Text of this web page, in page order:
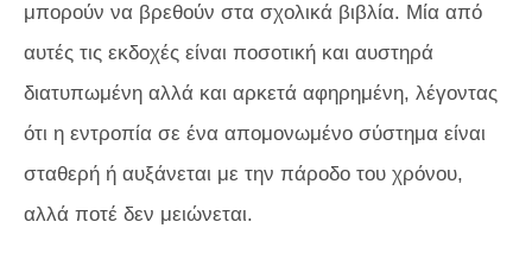
μπορούν να βρεθούν στα σχολικά βιβλία. Μία από
αυτές τις εκδοχές είναι ποσοτική και αυστηρά
διατυπωμένη αλλά και αρκετά αφηρημένη, λέγοντας
ότι η εντροπία σε ένα απομονωμένο σύστημα είναι
σταθερή ή αυξάνεται με την πάροδο του χρόνου,
αλλά ποτέ δεν μειώνεται.